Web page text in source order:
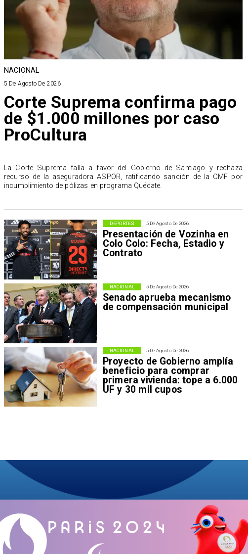
5 De Agosto De 2026
Presentación de Vozinha en
Colo Colo: Fecha, Estadio y
Contrato
DEPORTES
5 De Agosto De 2026
Senado aprueba mecanismo
de compensación municipal
NACIONAL
5 De Agosto De 2026
Proyecto de Gobierno amplía
beneficio para comprar
primera vivienda: tope a 6.000
UF y 30 mil cupos
NACIONAL
NACIONAL
5 De Agosto De 2026
Corte Suprema confirma pago
de $1.000 millones por caso
ProCultura
La Corte Suprema falla a favor del Gobierno de Santiago y rechaza
recurso de la aseguradora ASPOR, ratificando sanción de la CMF por
incumplimiento de pólizas en programa Quédate.